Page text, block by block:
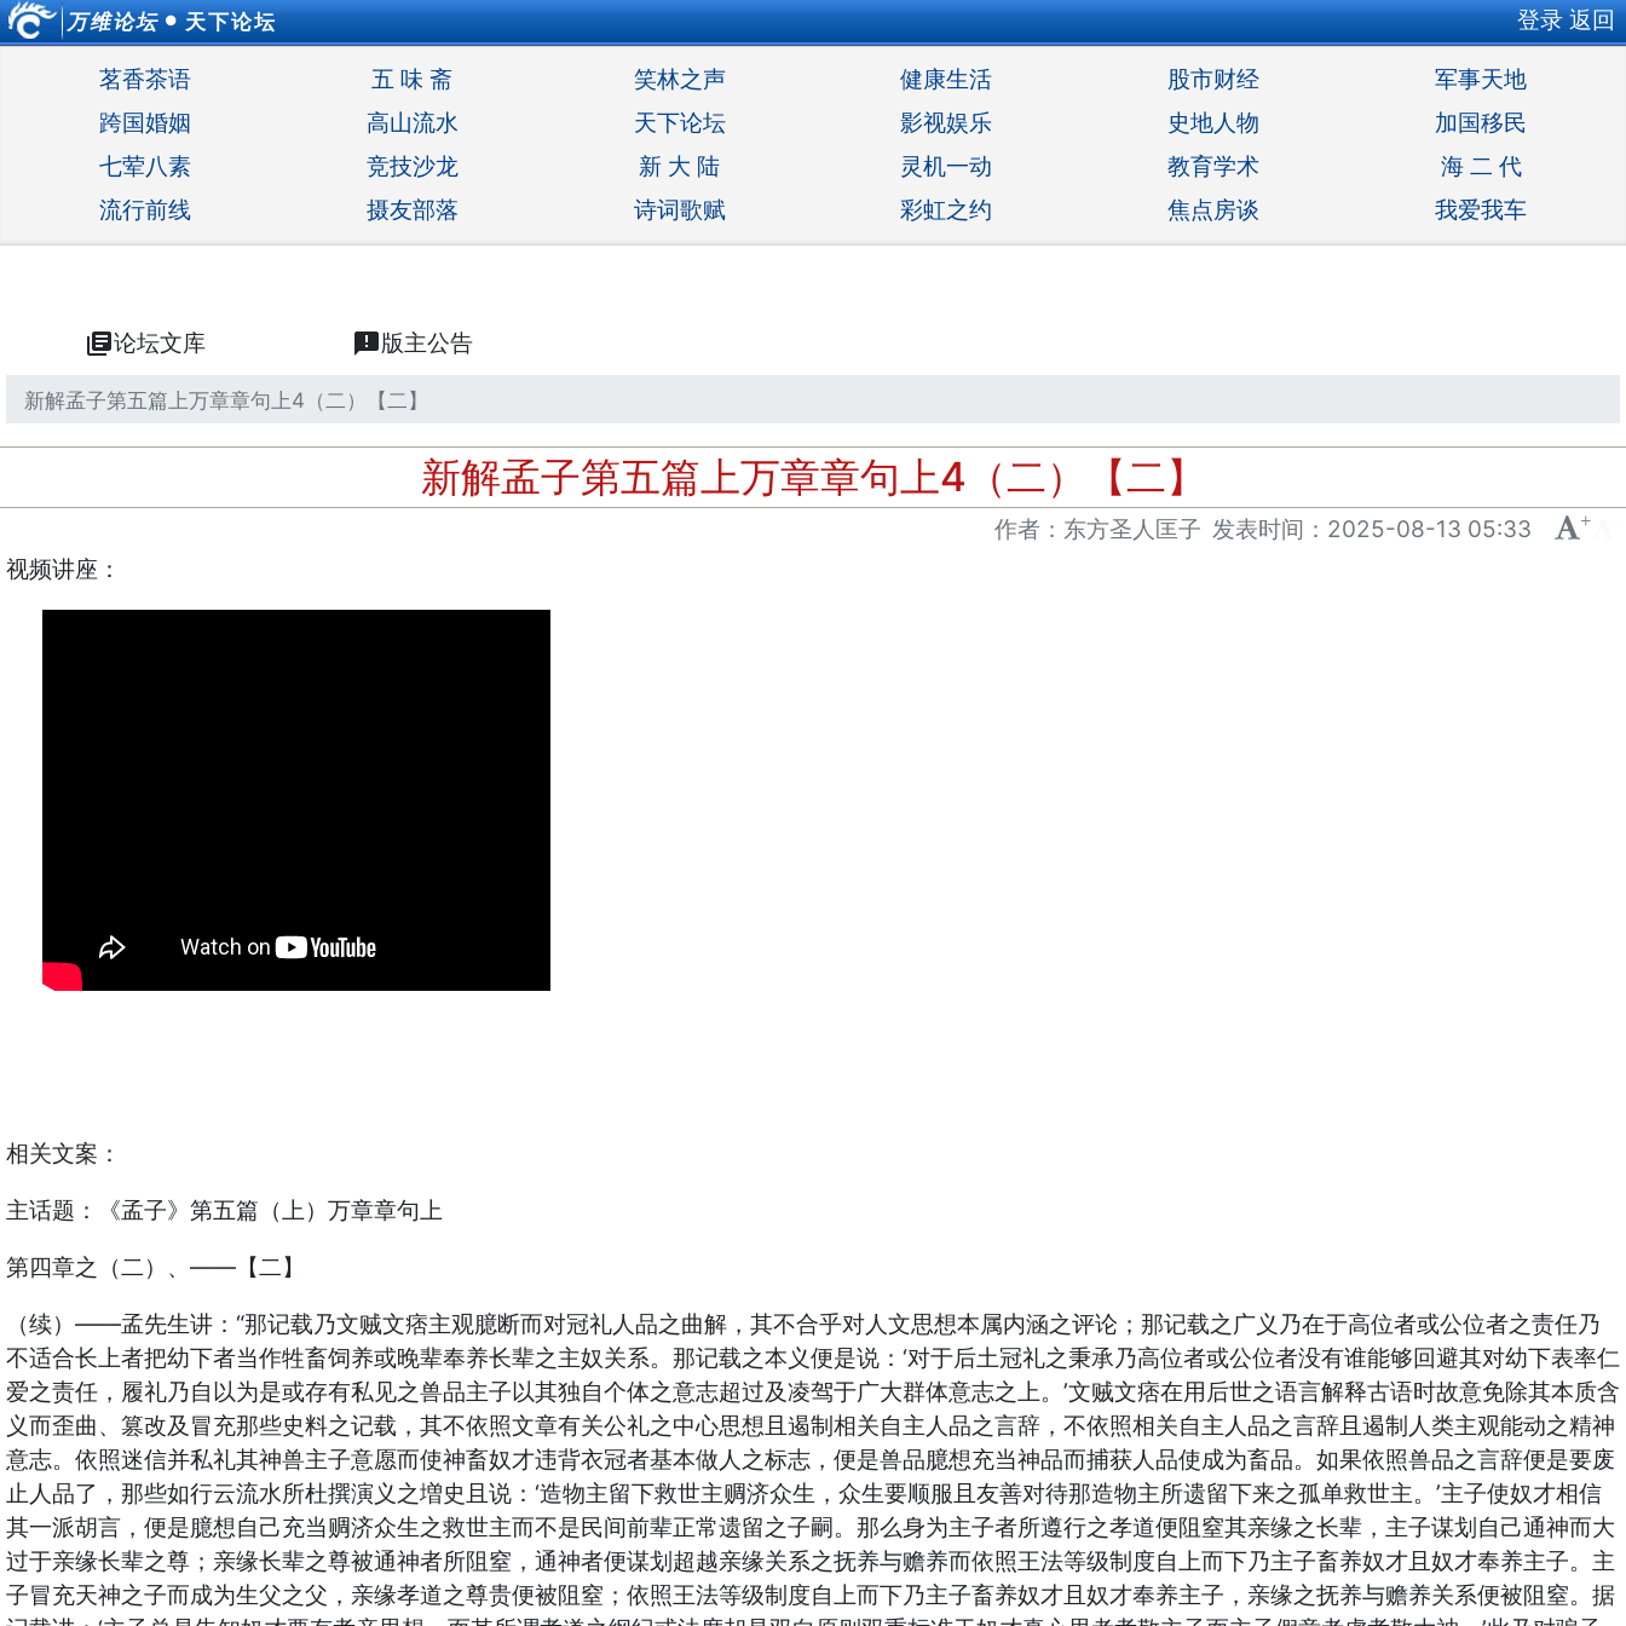
万维论坛 ● 天下论坛 登录 返回
茗香茶语 五 味 斋 笑林之声 健康生活 股市财经
军事天地
跨国婚姻
高山流水 天下论坛 影视娱乐 史地人物
加国移民
七荤八素
竞技沙龙 新 大 陆 灵机一动 教育学术
海 二 代
流行前线
摄友部落 诗词歌赋 彩虹之约 焦点房谈 我爱我车
library_books论坛文库 announcement版主公告
新解孟子第五篇上万章章句上4（二）【二】
新解孟子第五篇上万章章句上4（二）【二】
作者：东方圣人匡子 发表时间： 2025-08-13 05:33 +
视频讲座：
相关文案：
主话题：《孟子》第五篇（上）万章章句上
第四章之（二）、——【二】
（续）——孟先生讲：“那记载乃文贼文痞主观臆断而对冠礼人品之曲解，其不合乎对人文思想本属内涵之评论；那记载之广义乃在于高位者或公位者之责任乃
不适合长上者把幼下者当作牲畜饲养或晚辈奉养长辈之主奴关系。那记载之本义便是说：‘对于后土冠礼之秉承乃高位者或公位者没有谁能够回避其对幼下表率仁
爱之责任，履礼乃自以为是或存有私见之兽品主子以其独自个体之意志超过及凌驾于广大群体意志之上。’文贼文痞在用后世之语言解释古语时故意免除其本质含
义而歪曲、篡改及冒充那些史料之记载，其不依照文章有关公礼之中心思想且遏制相关自主人品之言辞，不依照相关自主人品之言辞且遏制人类主观能动之精神
意志。依照迷信并私礼其神兽主子意愿而使神畜奴才违背衣冠者基本做人之标志，便是兽品臆想充当神品而捕获人品使成为畜品。如果依照兽品之言辞便是要废
止人品了，那些如行云流水所杜撰演义之増史且说：‘造物主留下救世主赒济众生，众生要顺服且友善对待那造物主所遗留下来之孤单救世主。’主子使奴才相信
其一派胡言，便是臆想自己充当赒济众生之救世主而不是民间前辈正常遗留之子嗣。那么身为主子者所遵行之孝道便阻窒其亲缘之长辈，主子谋划自己通神而大
过于亲缘长辈之尊；亲缘长辈之尊被通神者所阻窒，通神者便谋划超越亲缘关系之抚养与赡养而依照王法等级制度自上而下乃主子畜养奴才且奴才奉养主子。主
子冒充天神之子而成为生父之父，亲缘孝道之尊贵便被阻窒；依照王法等级制度自上而下乃主子畜养奴才且奴才奉养主子，亲缘之抚养与赡养关系便被阻窒。据